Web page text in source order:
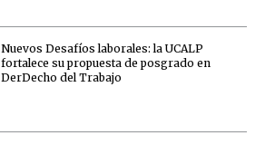
Nuevos Desafíos laborales: la UCALP
fortalece su propuesta de posgrado en
DerDecho del Trabajo